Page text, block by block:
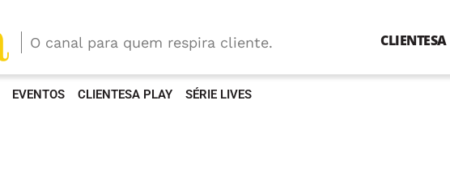
O canal para quem respira cliente. CLIENTESA
EVENTOS CLIENTESA PLAY SÉRIE LIVES